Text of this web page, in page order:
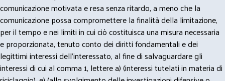
comunicazione motivata e resa senza ritardo, a meno che la
comunicazione possa compromettere la finalità della limitazione,
per il tempo e nei limiti in cui ciò costituisca una misura necessaria
e proporzionata, tenuto conto dei diritti fondamentali e dei
legittimi interessi dell’interessato, al fine di salvaguardare gli
interessi di cui al comma 1, lettere a) (interessi tutelati in materia di